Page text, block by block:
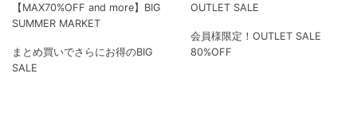
【MAX70%OFF and more】BIG
SUMMER MARKET
まとめ買いでさらにお得のBIG
SALE
OUTLET SALE
会員様限定！OUTLET SALE
80%OFF